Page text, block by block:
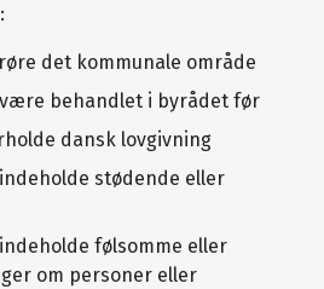
det kommunale område
være behandlet i byrådet før
dansk lovgivning
stødende eller
følsomme eller
om personer eller